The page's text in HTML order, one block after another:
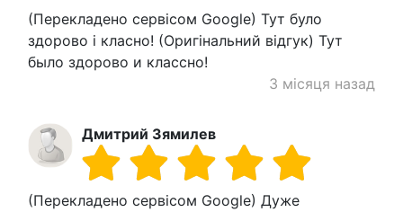
(Перекладено сервісом Google) Тут було
здорово і класно! (Оригінальний відгук) Тут
было здорово и классно!
3 місяця назад
Дмитрий Зямилев
(Перекладено сервісом Google) Дуже